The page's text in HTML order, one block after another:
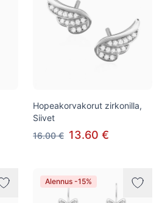
Hopeakorvakorut zirkonilla,
Siivet
16.00 € 13.60 €
Alennus -15%